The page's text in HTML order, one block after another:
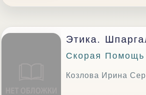
Этика.
Скорая Помощь
Козлова Ирина